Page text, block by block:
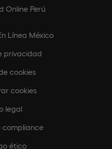
Online Perú
Línea México
privacidad
cookies
cookies
legal
compliance
ético